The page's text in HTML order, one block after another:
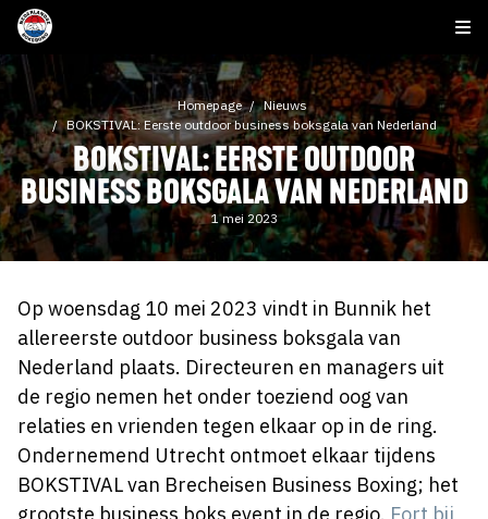
Homepage
Nieuws
BOKSTIVAL: Eerste outdoor business boksgala van Nederland
BOKSTIVAL: EERSTE OUTDOOR
BUSINESS BOKSGALA VAN NEDERLAND
1 mei 2023
Op woensdag 10 mei 2023 vindt in Bunnik het
allereerste outdoor business boksgala van
Nederland plaats. Directeuren en managers uit
de regio nemen het onder toeziend oog van
relaties en vrienden tegen elkaar op in de ring.
Ondernemend Utrecht ontmoet elkaar tijdens
BOKSTIVAL van Brecheisen Business Boxing; het